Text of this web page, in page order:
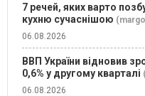
7 речей, яких варто
кухню сучаснішою
06.08.2026
ВВП України відновив
0,6% у другому кварталі
06.08.2026